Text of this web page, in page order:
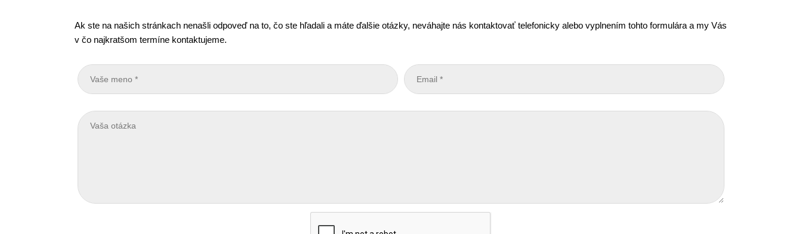
Ak ste na našich stránkach nenašli odpoveď na to, čo ste hľadali a máte ďalšie otázky, neváhajte nás kontaktovať telefonicky alebo vyplnením tohto formulára a my Vás
v čo najkratšom termíne kontaktujeme.